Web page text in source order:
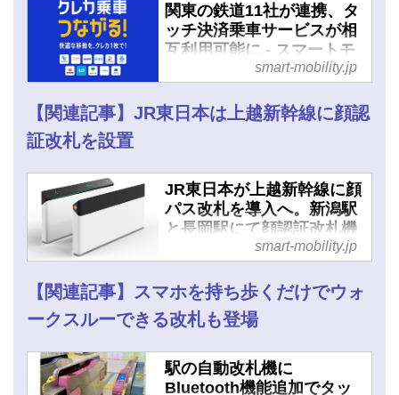
関東の鉄道11社が連携、タ
ッチ決済乗車サービスが相
互利用可能に - スマートモ
smart-mobility.jp
【関連記事】JR東日本は上越新幹線に顔認
証改札を設置
JR東日本が上越新幹線に顔
パス改札を導入へ。新潟駅
と長岡駅にて顔認証改札機
の先行モニターを募集 - ス
マートモビリティJP
smart-mobility.jp
【関連記事】スマホを持ち歩くだけでウォ
ークスルーできる改札も登場
駅の自動改札機に
Bluetooth機能追加でタッ